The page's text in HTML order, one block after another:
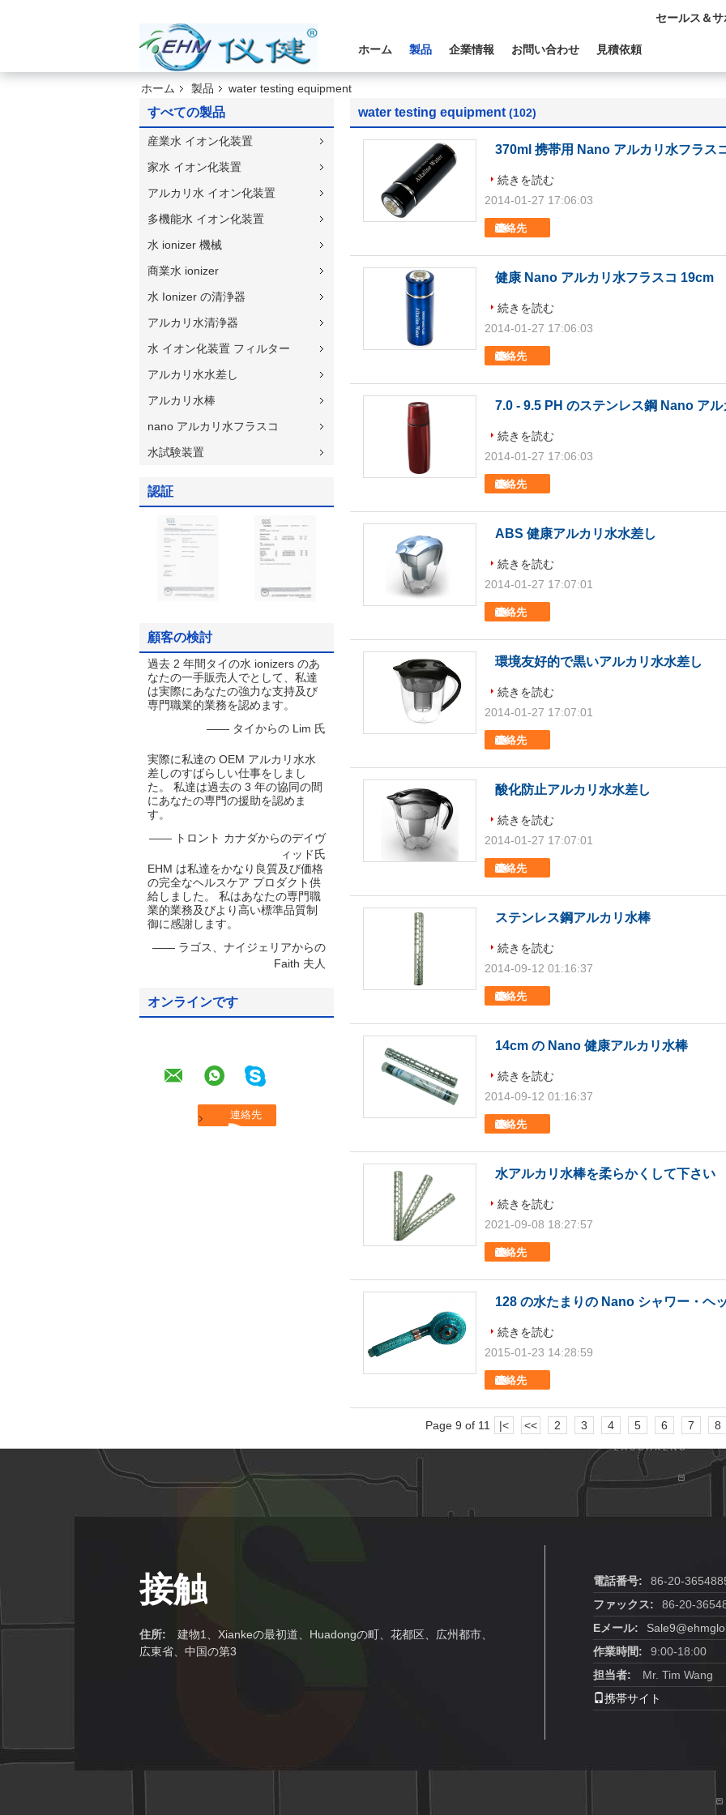
セールス＆
ホーム 製品 企業情報 お問い合わせ 見積依頼
ホーム 製品 water testing equipment
すべての製品
産業水 イオン化装置
家水 イオン化装置
アルカリ水 イオン化装置
多機能水 イオン化装置
水 ionizer 機械
商業水 ionizer
水 Ionizer の清浄器
アルカリ水清浄器
水 イオン化装置 フィルター
アルカリ水水差し
アルカリ水棒
nano アルカリ水フラスコ
水試験装置
認証
顧客の検討
過去 2 年間タイの水 ionizers のあ
なたの一手販売人でとして、私達
は実際にあなたの強力な支持及び
専門職業的業務を認めます。
—— タイからの Lim 氏
実際に私達の OEM アルカリ水水
差しのすばらしい仕事をしまし
た。 私達は過去の 3 年の協同の間
にあなたの専門の援助を認めま
す。
—— トロント カナダからのデイヴ
ィッド氏
EHM は私達をかなり良質及び価格
の完全なヘルスケア プロダクト供
給しました。 私はあなたの専門職
業的業務及びより高い標準品質制
御に感謝します。
—— ラゴス、ナイジェリアからの
Faith 夫人
オンラインです
water testing equipment (102)
370ml 携帯用 Nano アルカリ水フラス
連絡先
続きを読む
2014-01-27 17:06:03
健康 Nano アルカリ水フラスコ 19cm
連絡先
続きを読む
2014-01-27 17:06:03
7.0 - 9.5 PH のステンレス鋼 Nano アル
連絡先
続きを読む
2014-01-27 17:06:03
ABS 健康アルカリ水水差し
連絡先
続きを読む
2014-01-27 17:07:01
環境友好的で黒いアルカリ水水差し
連絡先
続きを読む
2014-01-27 17:07:01
酸化防止アルカリ水水差し
連絡先
続きを読む
2014-01-27 17:07:01
ステンレス鋼アルカリ水棒
連絡先
続きを読む
2014-09-12 01:16:37
14cm の Nano 健康アルカリ水棒
連絡先
続きを読む
2014-09-12 01:16:37
水アルカリ水棒を柔らかくして下さい
連絡先
続きを読む
2021-09-08 18:27:57
128 の水たまりの Nano シャワー・ヘ
連絡先
続きを読む
2015-01-23 14:28:59
Page 9 of 11 |< << 2 3 4 5 6 7 8
接触
住所:
建物1、Xiankeの最初道、Huadongの町、花都区、広州都市、
広東省、中国の第3
電話番号:
86-20-
ファックス:
86-20-
Eメール:
作業時間:
9:00-18:00
担当者:
Mr. Tim Wang
携帯サイト